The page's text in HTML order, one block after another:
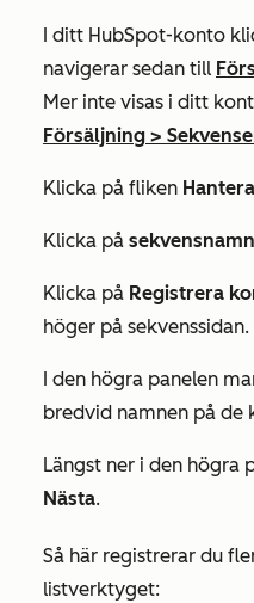
I ditt HubSpot-konto
navigerar sedan till
Mer inte visas i ditt
Försäljning >
Klicka på fliken Hantera
Klicka på
Klicka på Registrera
höger på sekvenssidan.
I den högra panelen
bredvid namnen på
Längst ner i den högra
Nästa.
Så här registrerar du
listverktyget: